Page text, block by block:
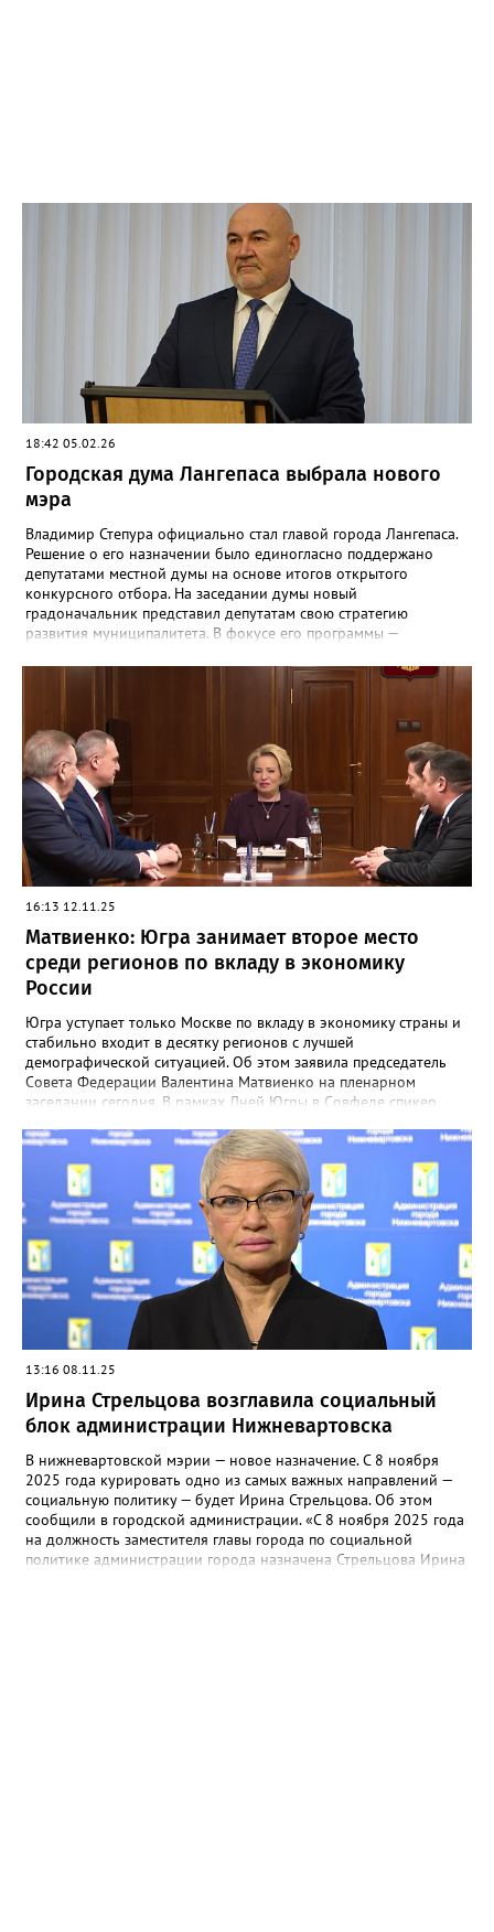
18:42 05.02.26
Городская дума Лангепаса выбрала нового
мэра
Владимир Степура официально стал главой города Лангепаса.
Решение о его назначении было единогласно поддержано
депутатами местной думы на основе итогов открытого
конкурсного отбора. На заседании думы новый
градоначальник представил депутатам свою стратегию
развития муниципалитета. В фокусе его программы —
социальная политика и создание условий для роста
экономики. На новую должность Владимир Степура пришел с
богатым опытом руководства городами Югры. Ранее он уже
успешно занимал пост главы Когалыма, а затем — города
Покачи.
16:13 12.11.25
Матвиенко: Югра занимает второе место
среди регионов по вкладу в экономику
России
Югра уступает только Москве по вкладу в экономику страны и
стабильно входит в десятку регионов с лучшей
демографической ситуацией. Об этом заявила председатель
Совета Федерации Валентина Матвиенко на пленарном
заседании сегодня. В рамках Дней Югры в Совфеде спикер
второе место по добыче газа. «Практически половина
российской нефти на мировом рынке — это доля ХМАО —
Югры», — подчеркнула Матвиенко. Отдельно была отмечена
демографическая ситуация в регионе. «Рождаемость в регионе
превышает смертность, Югра стабильно входит в десятку
регионов России с лучшей демографией», — констатировала
председатель Совфеда. Ранее Gorod3466.ru сообщал, что
Нижневартовский аэропорт может получить федеральное
финансирование на реконструкцию.
13:16 08.11.25
Ирина Стрельцова возглавила социальный
блок администрации Нижневартовска
В нижневартовской мэрии — новое назначение. С 8 ноября
2025 года курировать одно из самых важных направлений —
социальную политику — будет Ирина Стрельцова. Об этом
сообщили в городской администрации. «С 8 ноября 2025 года
на должность заместителя главы города по социальной
политике администрации города назначена Стрельцова Ирина